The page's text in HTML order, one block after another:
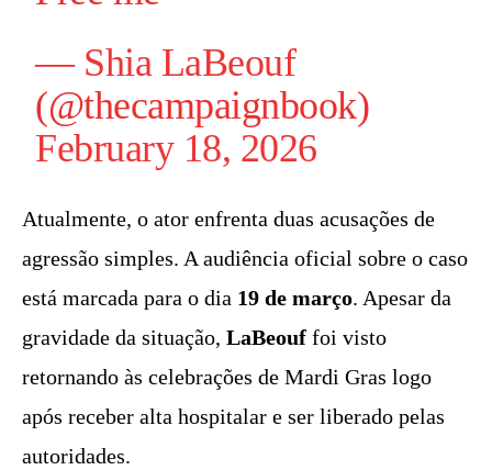
— Shia LaBeouf
(@thecampaignbook)
February 18, 2026
Atualmente, o ator enfrenta duas acusações de
agressão simples. A audiência oficial sobre o caso
está marcada para o dia 19 de março. Apesar da
gravidade da situação, LaBeouf foi visto
retornando às celebrações de Mardi Gras logo
após receber alta hospitalar e ser liberado pelas
autoridades.